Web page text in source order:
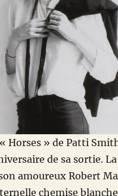
Horses » de Patti
de sa sortie.
amoureux Robert
chemise